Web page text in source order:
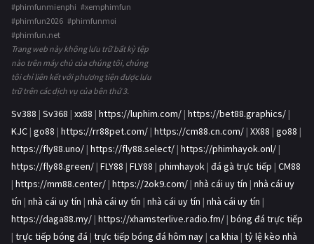
#phimfunmienphi #xemphimfun
#phimfun2026 #phimfunmoi
#phimfun.net
Trang web này không lưu trữ bất kỳ tệp
nào trên máy chủ của chúng tôi, chúng
tôi chỉ liên kết với phương tiện được lưu
trữ trên các dịch vụ của bên thứ 3.
Sv388 | Sv368 | xx88 | https://luphim.com/ | https://bet88.graphics/ |
KJC | go88 | https://rr88pet.com/ | https://cm88.cn.com/ | XX88 | go88 |
https://fly88.uno/ | https://fly88.select/ | https://phimhayok.onl/ |
https://fly88.green/ | FLY88 | FLY88 | phimhayok | đá gà trực tiếp | CM88
| https://mm88.center/ | https://2ok9.com/ | nhà cái uy tín | nhà cái uy
tín | nhà cái uy tín | nhà cái uy tín | nhà cái uy tín | nhà cái uy tín |
https://daga88.my/ | https://xhamsterlive.radio.fm/ | bóng đá trực tiếp
| trực tiếp bóng đá | trực tiếp bóng đá hôm nay | ca khia | tỷ lệ kèo nhà